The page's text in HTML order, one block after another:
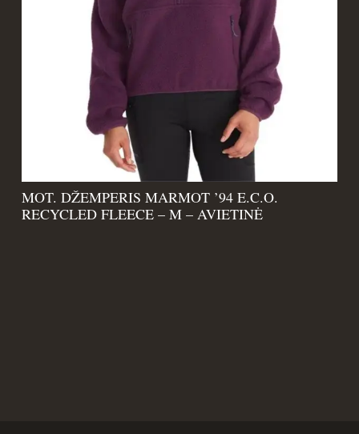
MOT. DŽEMPERIS MARMOT ’94 E.C.O.
RECYCLED FLEECE – M – AVIETINĖ